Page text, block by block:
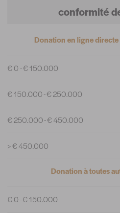
conformité
Donation en ligne
€ 0 - € 150.000
€ 150.000 - € 250.000
€ 250.000 - € 450.000
> € 450.000
Donation à toutes
€ 0 - € 150.000